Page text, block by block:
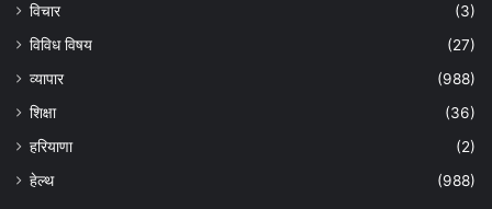
विचार
(3)
विविध विषय
(27)
व्यापार
(988)
शिक्षा
(36)
हरियाणा
(2)
हेल्‍थ
(988)